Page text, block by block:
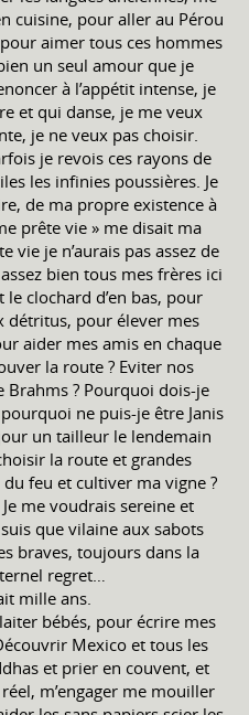
cuisine, pour aller au Pérou
aimer tous ces hommes
un seul amour que je
à l’appétit intense, je
et qui danse, je me veux
je ne veux pas choisir.
je revois ces rayons de
les infinies poussières. Je
de ma propre existence à
prête vie » me disait ma
vie je n’aurais pas assez de
bien tous mes frères ici
le clochard d’en bas, pour
détritus, pour élever mes
aider mes amis en chaque
la route ? Eviter nos
Brahms ? Pourquoi dois-je
ne puis-je être Janis
un tailleur le lendemain
la route et grandes
feu et cultiver ma vigne ?
me voudrais sereine et
que vilaine aux sabots
braves, toujours dans la
regret…
mille ans.
bébés, pour écrire mes
Mexico et tous les
et prier en couvent, et
m’engager me mouiller